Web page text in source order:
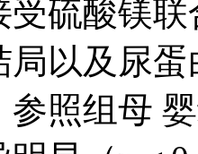
受硫酸镁
局以及尿
参照组母